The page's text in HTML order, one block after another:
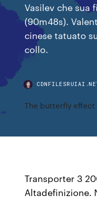
Vasilev che sua
(90m48s).
cinese tatuato
collo.
The butterfly effect
Transporter 3
Altadefinizione.